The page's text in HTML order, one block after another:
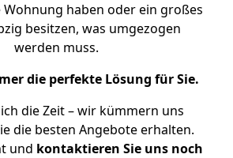
Wohnung haben oder ein großes
besitzen, was umgezogen
werden muss.
die perfekte Lösung für Sie.
die Zeit – wir kümmern uns
die besten Angebote erhalten.
und kontaktieren Sie uns noch